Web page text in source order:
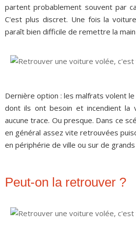
partent probablement souvent par
C'est plus discret. Une fois la
paraît bien difficile de remettre la main
Dernière option : les malfrats volent
dont ils ont besoin et incendient la
aucune trace. Ou presque. Dans ce
en général assez vite retrouvées
en périphérie de ville ou sur de grands
Peut-on la retrouver ?